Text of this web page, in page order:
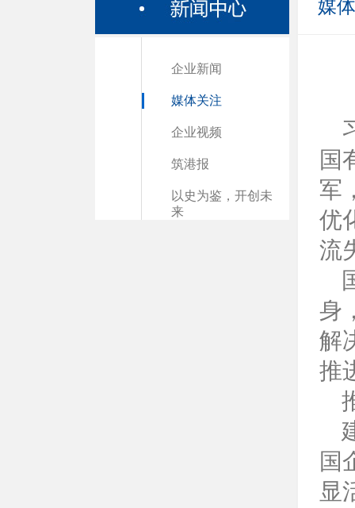
企业新闻
媒体关注
企业视频
筑港报
以史为鉴，开创未
来
媒
国
军
优
流
身
解
推
国
显